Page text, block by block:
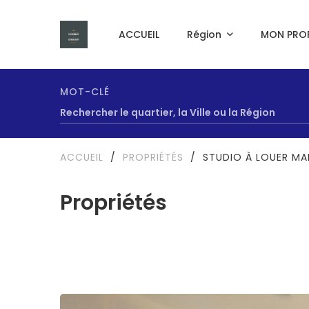
ACCUEIL Région MON
MOT-CLÉ
Propriétés
ACCUEIL / PROPRIÉTÉS / STUDIO À LOUER